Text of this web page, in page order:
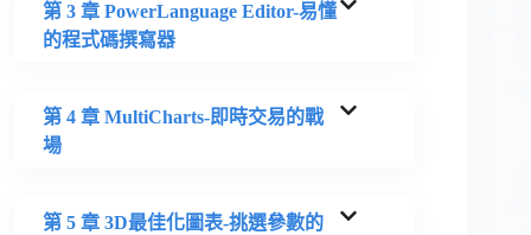
第 3 章 PowerLanguage Editor-易懂
的程式碼撰寫器
第 4 章 MultiCharts-即時交易的戰
場
第 5 章 3D最佳化圖表-挑選參數的